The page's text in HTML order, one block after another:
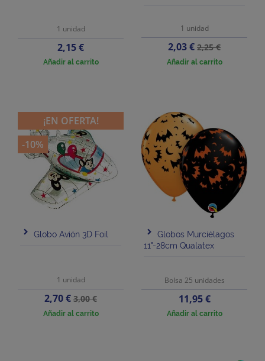
1 unidad
Precio
2,15 €
Añadir al carrito
1 unidad
Precio
2,03 €Precio
base
2,25 €
Añadir al carrito
Globo Avión 3D Foil
1 unidad
Precio
2,70 €Precio
base
3,00 €
Añadir al carrito
¡EN OFERTA!
-10%
Globos Murciélagos
11"-28cm Qualatex
Bolsa 25 unidades
Precio
11,95 €
Añadir al carrito